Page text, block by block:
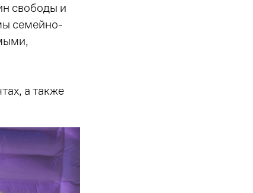
свободы и
семейно-
а также